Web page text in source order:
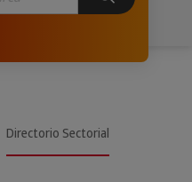
Directorio Sectorial